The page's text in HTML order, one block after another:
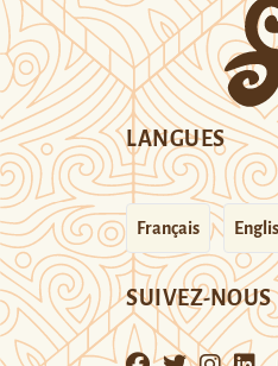
LANGUES
Français
SUIVEZ-NOUS